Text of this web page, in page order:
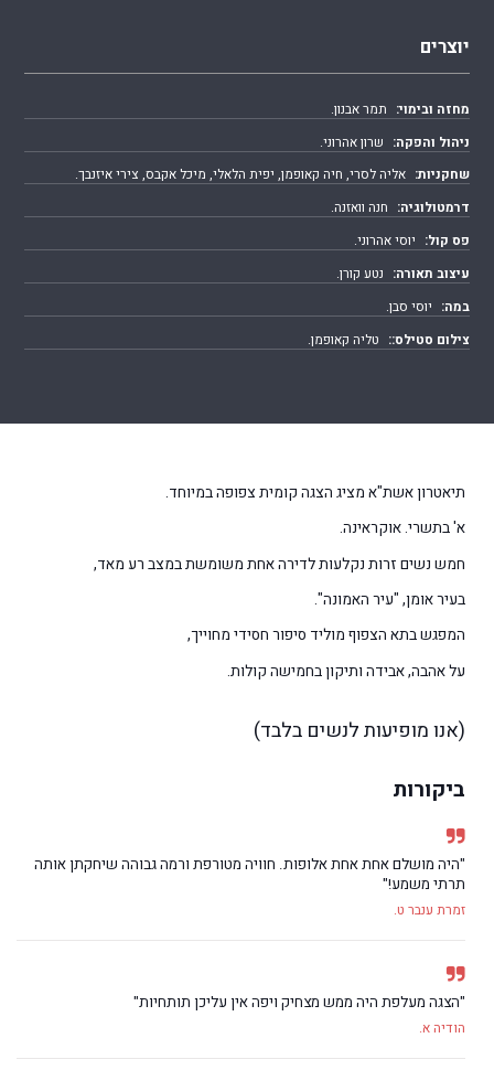
יוצרים
מחזה ובימוי: תמר אבנון.
ניהול והפקה: שרון אהרוני.
שחקניות: אליה לסרי, חיה קאופמן, יפית הלאלי, מיכל אקבס, צירי איזנבך.
דרמטולוגיה: חנה וואזנה.
פס קול: יוסי אהרוני.
עיצוב תאורה: נטע קורן.
במה: יוסי סבן.
צילום סטילס:: טליה קאופמן.
תיאטרון אשת"א מציג הצגה קומית צפופה במיוחד.
א' בתשרי. אוקראינה.
חמש נשים זרות נקלעות לדירה אחת משומשת במצב רע מאד,
בעיר אומן, "עיר האמונה".
המפגש בתא הצפוף מוליד סיפור חסידי מחוייך,
על אהבה, אבידה ותיקון בחמישה קולות.
(אנו מופיעות לנשים בלבד)
ביקורות
"היה מושלם אחת אחת אלופות. חוויה מטורפת ורמה גבוהה שיחקתן אותה
תרתי משמע!"
זמרת ענבר ט.
"הצגה מעלפת היה ממש מצחיק ויפה אין עליכן תותחיות"
הודיה א.